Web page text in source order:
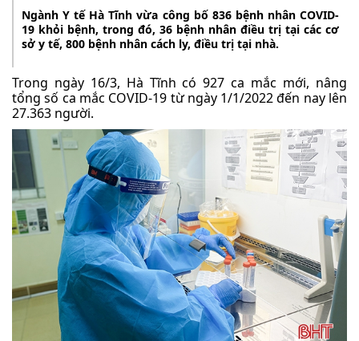
Ngành Y tế Hà Tĩnh vừa công bố 836 bệnh nhân COVID-
19 khỏi bệnh, trong đó, 36 bệnh nhân điều trị tại các cơ
sở y tế, 800 bệnh nhân cách ly, điều trị tại nhà.
Trong ngày 16/3, Hà Tĩnh có 927 ca mắc mới, nâng
tổng số ca mắc COVID-19 từ ngày 1/1/2022 đến nay lên
27.363 người.